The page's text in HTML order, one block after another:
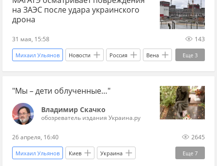
Украина Перестройка
на ЗАЭС после удара украинского
дрона
31 мая, 15:58 143
Еще 3
Михаил Ульянов Новости Россия Вена
МАГАТЭ Запорожская АЭС Росатом
"Мы – дети облученные…"
Владимир Скачко
обозреватель издания Украина.ру
26 апреля, 16:40 2645
Еще 7
Михаил Ульянов Киев Украина